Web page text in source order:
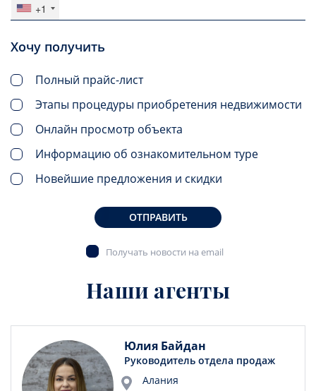
+1
Хочу получить
Полный прайс-лист
Этапы процедуры приобретения недвижимости
Онлайн просмотр объекта
Информацию об ознакомительном туре
Новейшие предложения и скидки
ОТПРАВИТЬ
Получать новости на email
Наши агенты
Юлия Байдан
Руководитель отдела продаж
Алания